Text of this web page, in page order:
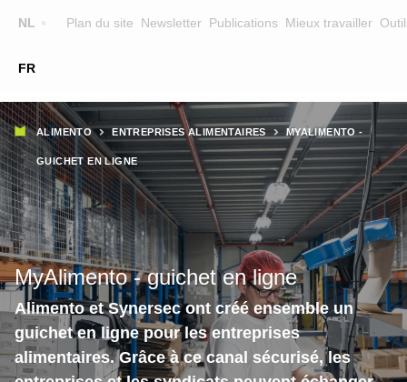
NL
FR
Plan du site Newsletter Publications Mieux travailler
Main
navigation
FORMATION
FORMATEURS
SUR ALIMENTO
EQUIPE
CONTACT
CHERCHER UNE FORMATION
Fil
d'Ariane
ALIMENTO ENTREPRISES ALIMENTAIRES MYALIMENTO -
GUICHET EN LIGNE
MyAlimento - guichet en ligne
Alimento et Synersec ont créé ensemble un
guichet en ligne pour les entreprises
alimentaires. Grâce à ce canal sécurisé, les